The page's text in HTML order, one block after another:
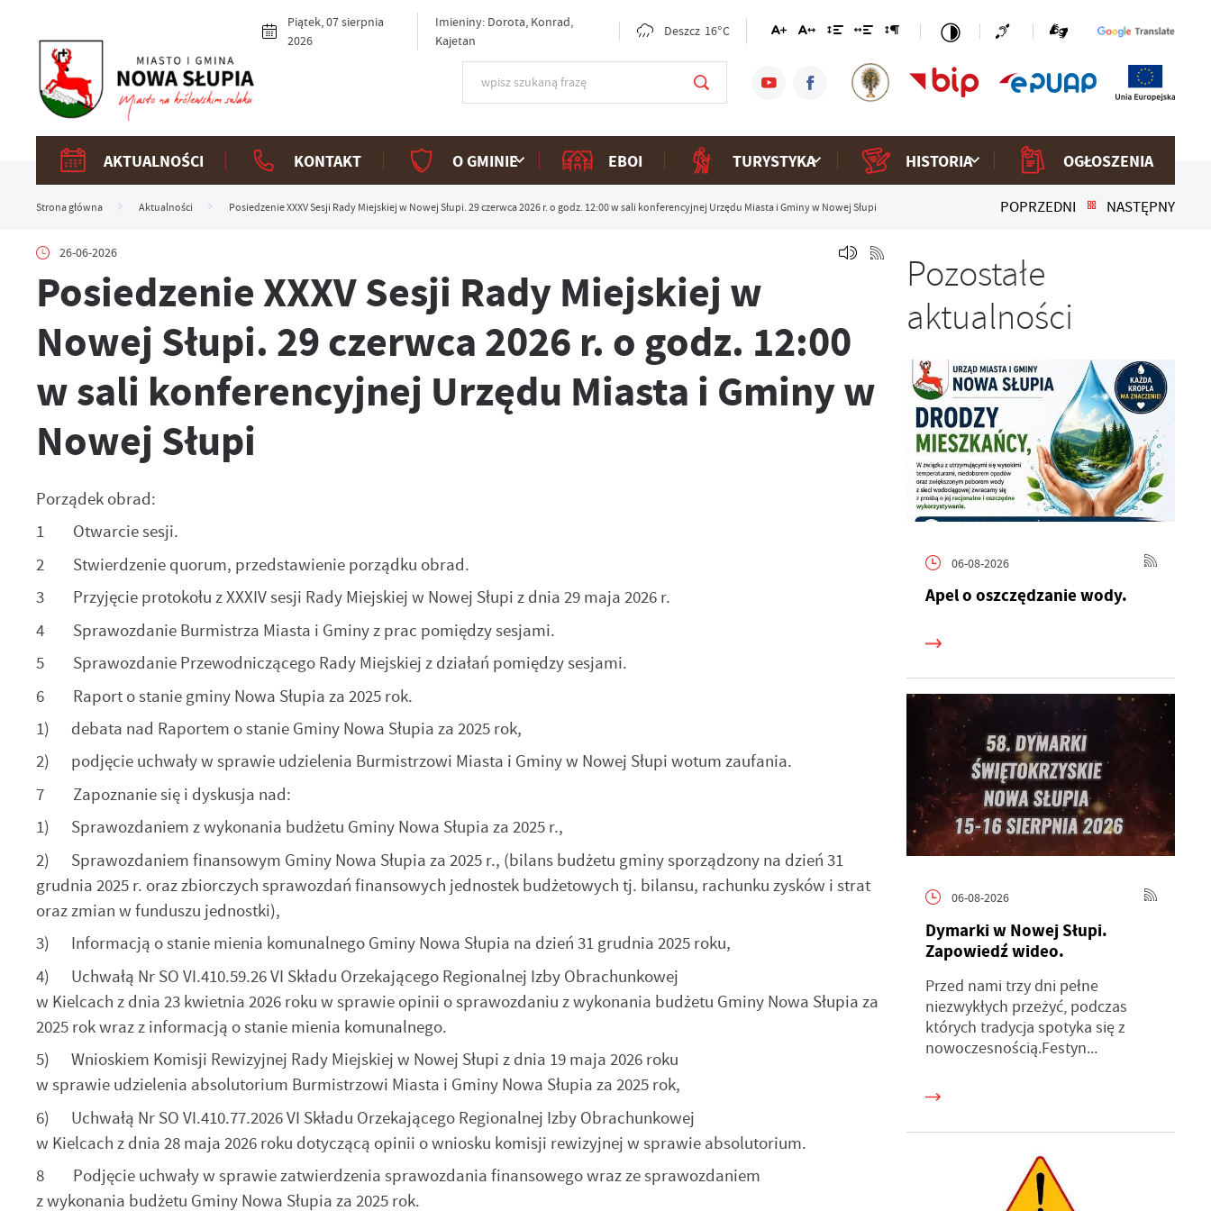
Piątek, 07 sierpnia
2026
Imieniny: Dorota, Konrad,
Kajetan
Deszcz 16°C
AKTUALNOŚCI KONTAKT O GMINIE EBOI TURYSTYKA HISTORIA OGŁOSZENIA
Strona główna Aktualności Posiedzenie XXXV Sesji Rady Miejskiej w Nowej Słupi. 29 czerwca 2026 r. o godz. 12:00 w sali konferencyjnej Urzędu Miasta i Gminy w Nowej Słupi POPRZEDNI NASTĘPNY
26-06-2026
Posiedzenie XXXV Sesji Rady Miejskiej w
Nowej Słupi. 29 czerwca 2026 r. o godz. 12:00
w sali konferencyjnej Urzędu Miasta i Gminy w
Nowej Słupi
Porządek obrad:
1 Otwarcie sesji.
2 Stwierdzenie quorum, przedstawienie porządku obrad.
3 Przyjęcie protokołu z XXXIV sesji Rady Miejskiej w Nowej Słupi z dnia 29 maja 2026 r.
4 Sprawozdanie Burmistrza Miasta i Gminy z prac pomiędzy sesjami.
5 Sprawozdanie Przewodniczącego Rady Miejskiej z działań pomiędzy sesjami.
6 Raport o stanie gminy Nowa Słupia za 2025 rok.
1) debata nad Raportem o stanie Gminy Nowa Słupia za 2025 rok,
2) podjęcie uchwały w sprawie udzielenia Burmistrzowi Miasta i Gminy w Nowej Słupi wotum zaufania.
7 Zapoznanie się i dyskusja nad:
1) Sprawozdaniem z wykonania budżetu Gminy Nowa Słupia za 2025 r.,
2) Sprawozdaniem finansowym Gminy Nowa Słupia za 2025 r., (bilans budżetu gminy sporządzony na dzień 31
grudnia 2025 r. oraz zbiorczych sprawozdań finansowych jednostek budżetowych tj. bilansu, rachunku zysków i strat
oraz zmian w funduszu jednostki),
3) Informacją o stanie mienia komunalnego Gminy Nowa Słupia na dzień 31 grudnia 2025 roku,
4) Uchwałą Nr SO VI.410.59.26 VI Składu Orzekającego Regionalnej Izby Obrachunkowej
w Kielcach z dnia 23 kwietnia 2026 roku w sprawie opinii o sprawozdaniu z wykonania budżetu Gminy Nowa Słupia za
2025 rok wraz z informacją o stanie mienia komunalnego.
5) Wnioskiem Komisji Rewizyjnej Rady Miejskiej w Nowej Słupi z dnia 19 maja 2026 roku
w sprawie udzielenia absolutorium Burmistrzowi Miasta i Gminy Nowa Słupia za 2025 rok,
6) Uchwałą Nr SO VI.410.77.2026 VI Składu Orzekającego Regionalnej Izby Obrachunkowej
w Kielcach z dnia 28 maja 2026 roku dotyczącą opinii o wniosku komisji rewizyjnej w sprawie absolutorium.
8 Podjęcie uchwały w sprawie zatwierdzenia sprawozdania finansowego wraz ze sprawozdaniem
z wykonania budżetu Gminy Nowa Słupia za 2025 rok.
Pozostałe
aktualności
06-08-2026
Apel o oszczędzanie wody.
06-08-2026
Dymarki w Nowej Słupi.
Zapowiedź wideo.
Przed nami trzy dni pełne
niezwykłych przeżyć, podczas
których tradycja spotyka się z
nowoczesnością.Festyn...
Ustawienia